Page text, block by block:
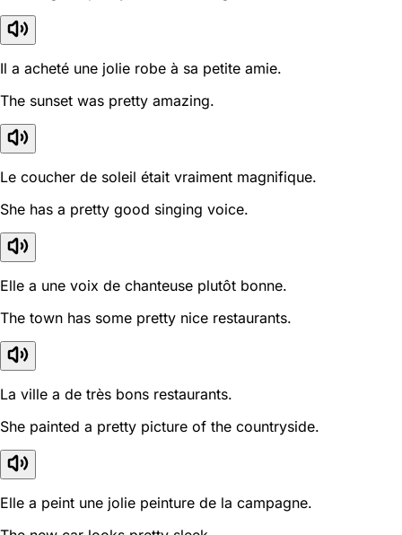
Il a acheté une jolie robe à sa petite amie.
The sunset was pretty amazing.
Le coucher de soleil était vraiment magnifique.
She has a pretty good singing voice.
Elle a une voix de chanteuse plutôt bonne.
The town has some pretty nice restaurants.
La ville a de très bons restaurants.
She painted a pretty picture of the countryside.
Elle a peint une jolie peinture de la campagne.